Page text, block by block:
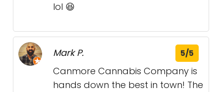
lol 😆
Mark P. 5/5
Canmore Cannabis Company is
hands down the best in town! The